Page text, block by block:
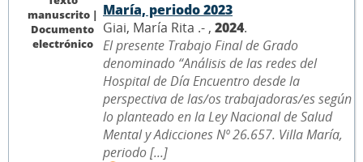
manuscrito |
Documento
electrónico
María, periodo 2023
Giai, María Rita .- , 2024.
El presente Trabajo Final de Grado
denominado “Análisis de las redes del
Hospital de Día Encuentro desde la
perspectiva de las/os trabajadoras/es según
lo planteado en la Ley Nacional de Salud
Mental y Adicciones Nº 26.657. Villa María,
periodo [...]